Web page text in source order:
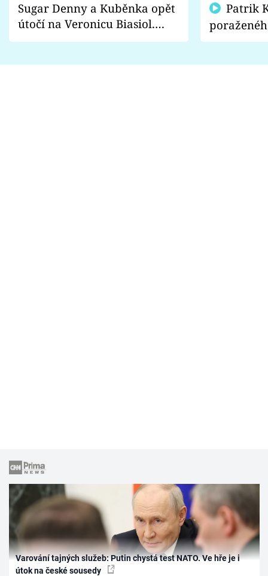
Sugar Denny a Kuběnka opět
útočí na Veronicu Biasiol.
Proč je podle nich falešná a
fanoušci
Varování tajných služeb: Putin chystá test NATO. Ve hře je i
útok na české sousedy